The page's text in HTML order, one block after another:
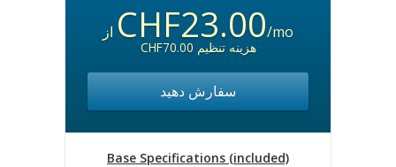
CHF23.00/mo
CHF70.00 هزینه تنظیم
سفارش دهید
Base Specifications (included)